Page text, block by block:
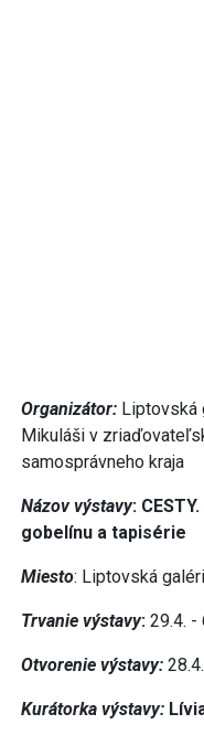
Organizátor: Liptovská
Mikuláši v
samosprávneho kraja
Názov výstavy:
gobelínu a tapisérie
Miesto: Liptovská
Trvanie výstavy: 29.4. -
Otvorenie výstavy:
Kurátorka výstavy: